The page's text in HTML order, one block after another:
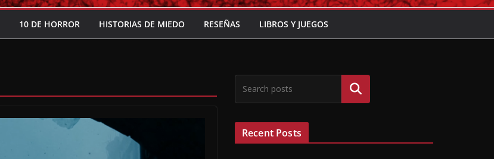
10 DE HORROR HISTORIAS DE MIEDO RESEÑAS LIBROS Y JUEGOS
Buscar
Recent Posts